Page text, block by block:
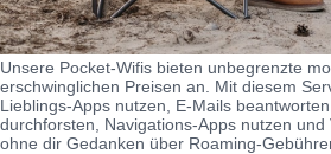
Unsere Pocket-Wifis bieten unbegrenzte
erschwinglichen Preisen an. Mit diesem
Lieblings-Apps nutzen, E-Mails
durchforsten, Navigations-Apps nutzen und
ohne dir Gedanken über Roaming-